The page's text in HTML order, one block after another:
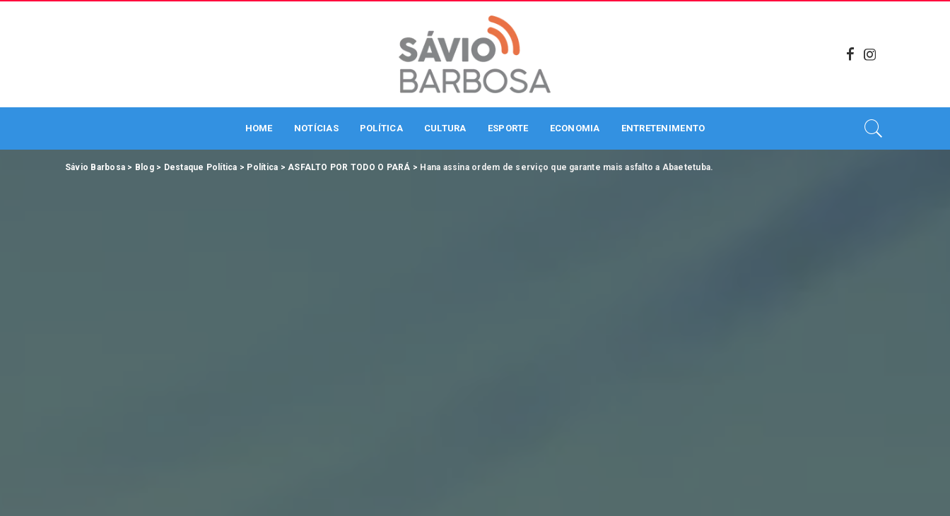
HOME NOTÍCIAS POLÍTICA CULTURA ESPORTE ECONOMIA ENTRETENIMENTO
Sávio Barbosa > Blog> Destaque Política > Política >ASFALTO POR TODO O PARÁ > Hana assina ordem de serviço que garante mais asfalto a Abaetetuba.